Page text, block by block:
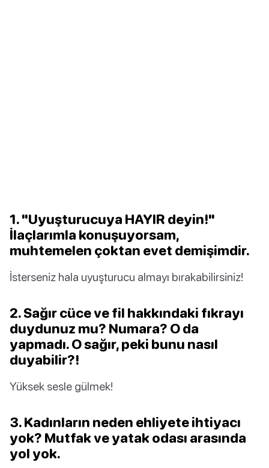
1. "Uyuşturucuya HAYIR deyin!"
İlaçlarımla konuşuyorsam,
muhtemelen çoktan evet demişimdir.
İsterseniz hala uyuşturucu almayı bırakabilirsiniz!
2. Sağır cüce ve fil hakkındaki fıkrayı
duydunuz mu? Numara? O da
yapmadı. O sağır, peki bunu nasıl
duyabilir?!
Yüksek sesle gülmek!
3. Kadınların neden ehliyete ihtiyacı
yok? Mutfak ve yatak odası arasında
yol yok.